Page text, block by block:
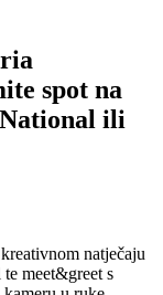
spot na
ili
natječaju
meet&greet s